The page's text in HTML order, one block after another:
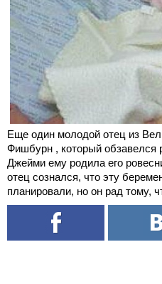
Еще один молодой отец из
Фишбурн , который обзавелся
Джейми ему родила его
отец сознался, что эту
планировали, но он рад тому,